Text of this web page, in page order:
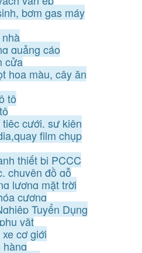
bơm gas máy
quảng cáo
cửa
hoa màu, cây ăn
tô
cưới, sự kiện
film chụp
thiết bị PCCC
chuyên đồ gỗ
lượng mặt trời
cương
Tuyển Dụng
vặt
cơ giới
hàng